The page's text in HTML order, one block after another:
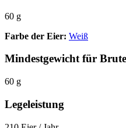
60 g
Farbe der Eier: Weiß
Mindestgewicht für
60 g
Legeleistung